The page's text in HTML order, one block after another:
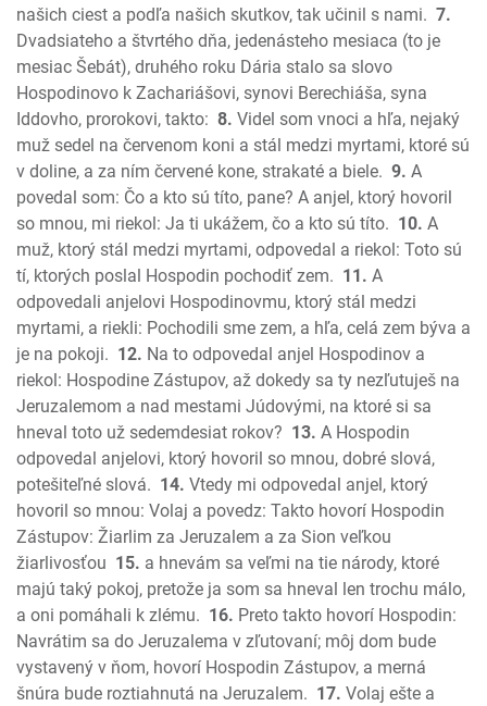
Plač Jeremiášov
Ezechiel
Daniel
Ozeáš
Joel
Amos
Obadiáš
Jonáš
Micheáš
Nahum
Abakuk
Sofoniáš
Aggeus
Zachariáš
Malachiáš
Nový zákon
Ev. Matúša
Ev. Marka
Ev. Lukáša
Ev. Jána
Skutky apoštolov
List Rimanom
1. List Korintským
2. List Korintským
našich ciest a podľa našich skutkov, tak učinil s nami. 7.
Dvadsiateho a štvrtého dňa, jedenásteho mesiaca (to je
mesiac Šebát), druhého roku Dária stalo sa slovo
Hospodinovo k Zachariášovi, synovi Berechiáša, syna
Iddovho, prorokovi, takto: 8. Videl som vnoci a hľa, nejaký
muž sedel na červenom koni a stál medzi myrtami, ktoré sú
v doline, a za ním červené kone, strakaté a biele. 9. A
povedal som: Čo a kto sú títo, pane? A anjel, ktorý hovoril
so mnou, mi riekol: Ja ti ukážem, čo a kto sú títo. 10. A
muž, ktorý stál medzi myrtami, odpovedal a riekol: Toto sú
tí, ktorých poslal Hospodin pochodiť zem. 11. A
odpovedali anjelovi Hospodinovmu, ktorý stál medzi
myrtami, a riekli: Pochodili sme zem, a hľa, celá zem býva a
je na pokoji. 12. Na to odpovedal anjel Hospodinov a
riekol: Hospodine Zástupov, až dokedy sa ty nezľutuješ na
Jeruzalemom a nad mestami Júdovými, na ktoré si sa
hneval toto už sedemdesiat rokov? 13. A Hospodin
odpovedal anjelovi, ktorý hovoril so mnou, dobré slová,
potešiteľné slová. 14. Vtedy mi odpovedal anjel, ktorý
hovoril so mnou: Volaj a povedz: Takto hovorí Hospodin
Zástupov: Žiarlim za Jeruzalem a za Sion veľkou
žiarlivosťou 15. a hnevám sa veľmi na tie národy, ktoré
majú taký pokoj, pretože ja som sa hneval len trochu málo,
a oni pomáhali k zlému. 16. Preto takto hovorí Hospodin:
Navrátim sa do Jeruzalema v zľutovaní; môj dom bude
vystavený v ňom, hovorí Hospodin Zástupov, a merná
šnúra bude roztiahnutá na Jeruzalem. 17. Volaj ešte a